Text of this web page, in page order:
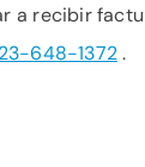
a recibir
648-1372.